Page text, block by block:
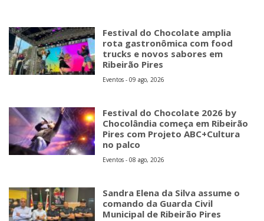
Festival do Chocolate amplia
rota gastronômica com food
trucks e novos sabores em
Ribeirão Pires
Eventos - 09 ago, 2026
Festival do Chocolate 2026 by
Chocolândia começa em Ribeirão
Pires com Projeto ABC+Cultura
no palco
Eventos - 08 ago, 2026
Sandra Elena da Silva assume o
comando da Guarda Civil
Municipal de Ribeirão Pires